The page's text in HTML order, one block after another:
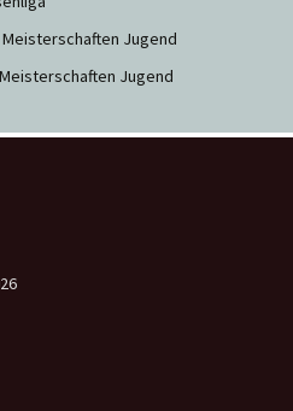
Jugend
Jugend